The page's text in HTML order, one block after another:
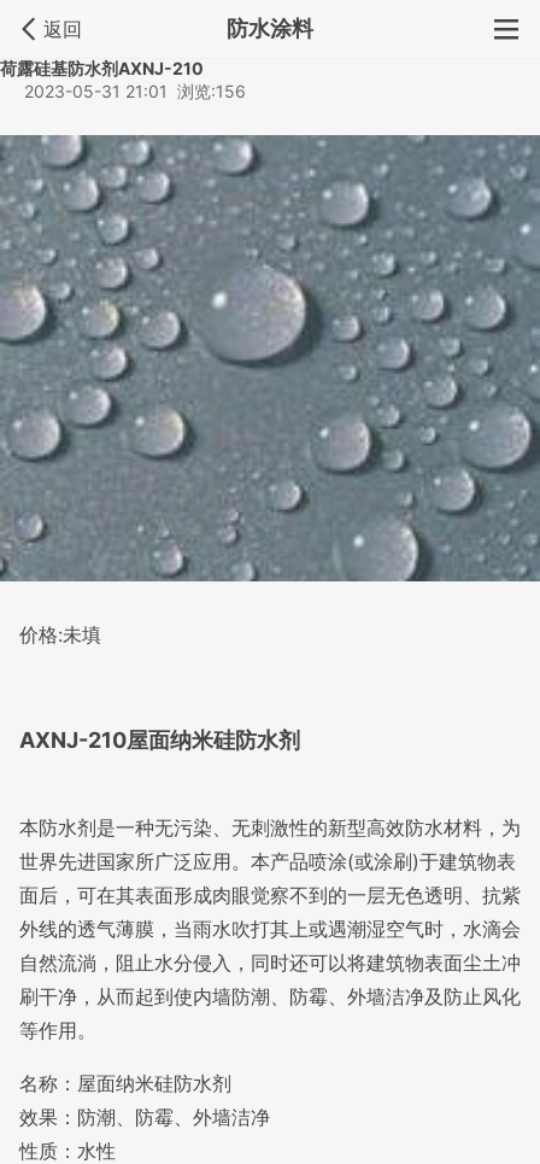
返回 防水涂料
荷露硅基防水剂AXNJ-210
2023-05-31 21:01 浏览:156
价格:未填
AXNJ-210屋面纳米硅防水剂
本防水剂是一种无污染、无刺激性的新型高效防水材料 ，为
世界先进国家所广泛应用。本产品喷涂(或涂刷)于建筑物表
面后，可在其表面形成肉眼觉察不到的一层无色透明、抗紫
外线的透气薄膜，当雨水吹打其上或遇潮湿空气时，水滴会
自然流淌，阻止水分侵入，同时还可以将建筑物表面尘土冲
刷干净，从而起到使内墙防潮、防霉、外墙洁净及防止风化
等作用。
名称：屋面纳米硅防水剂
效果：防潮、防霉、外墙洁净
性质：水性